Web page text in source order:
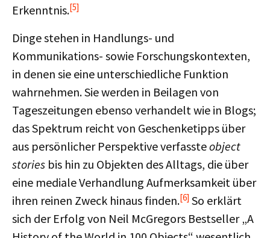
Erkenntnis.[5]
Dinge stehen in Handlungs- und
Kommunikations- sowie Forschungskontexten,
in denen sie eine unterschiedliche Funktion
wahrnehmen. Sie werden in Beilagen von
Tageszeitungen ebenso verhandelt wie in Blogs;
das Spektrum reicht von Geschenketipps über
aus persönlicher Perspektive verfassteobject
stories bis hin zu Objekten des Alltags, die über
eine mediale Verhandlung Aufmerksamkeit über
ihren reinen Zweck hinaus finden.[6] So erklärt
sich der Erfolg von Neil McGregors Bestseller „A